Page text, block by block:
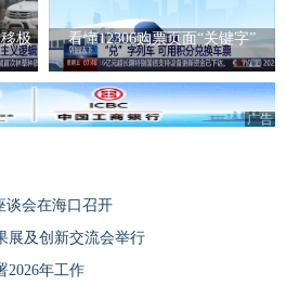
极
看懂12306购票页面“关键字”
广告
谈会在海口召开
展及创新交流会举行
2026年工作